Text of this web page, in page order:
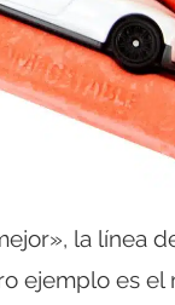
la línea
ejemplo es el